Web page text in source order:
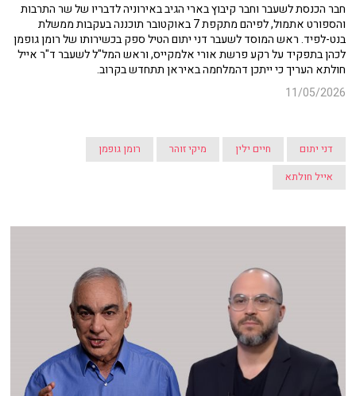
חבר הכנסת לשעבר וחבר קיבוץ בארי הגיב באירוניה לדבריו של שר התרבות
והספורט אתמול, לפיהם מתקפת 7 באוקטובר תוכננה בעקבות ממשלת
בנט-לפיד. ראש המוסד לשעבר דני יתום הטיל ספק בכשירותו של רומן גופמן
לכהן בתפקיד על רקע פרשת אורי אלמקייס, וראש המל"ל לשעבר ד"ר אייל
חולתא העריך כי ייתכן דהמלחמה באיראן תתחדש בקרוב.
11/05/2026
דני יתום חיים ילין מיקי זוהר
רומן גופמן
אייל חולתא